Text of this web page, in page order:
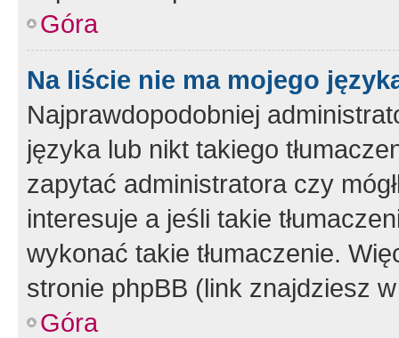
Góra
Na liście nie ma mojego
Najprawdopodobniej
języka lub nikt takiego
zapytać administratora czy
interesuje a jeśli takie
wykonać takie tłumaczenie.
stronie phpBB (link znajdziesz
Góra